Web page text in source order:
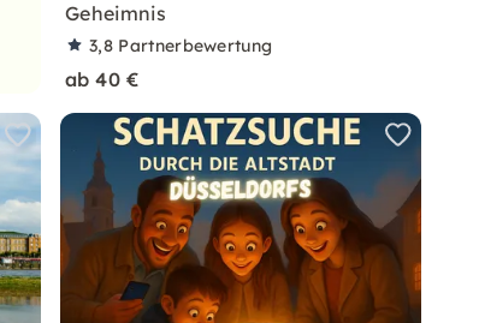
Geheimnis
3,8 Partnerbewertung
ab 40 €